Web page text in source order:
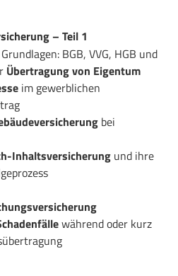
– Teil 1
BGB, VVG, HGB und
Übertragung von Eigentum
im gewerblichen
bei
Inhaltsversicherung und ihre
während oder kurz